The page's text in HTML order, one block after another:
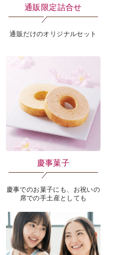
通販限定詰合せ
通販だけのオリジナルセット
慶事菓子
慶事でのお菓子にも、お祝いの
席での手土産としても